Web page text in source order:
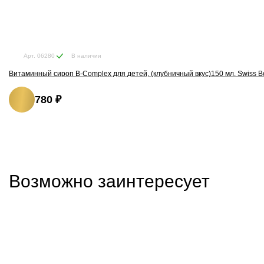
Арт. 06280 В наличии
Витаминный сироп B-Complex для детей, (клубничный вкус)150 мл. Swiss
780 ₽
Возможно заинтересует